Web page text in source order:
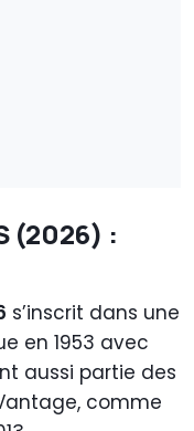
(2026) :
s’inscrit dans une
en 1953 avec
aussi partie des
comme